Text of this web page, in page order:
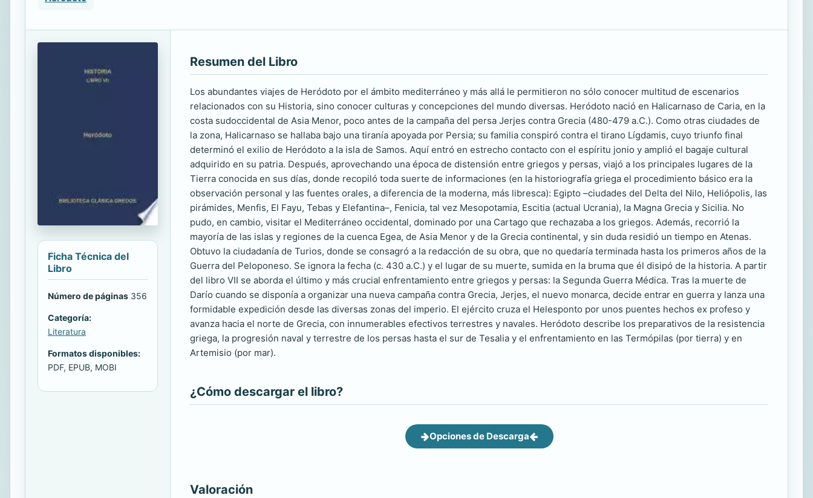
Ficha Técnica del
Libro
Número de páginas 356
Categoría:
Literatura
Formatos disponibles:
PDF, EPUB, MOBI
Resumen del Libro
Los abundantes viajes de Heródoto por el ámbito mediterráneo y más allá le permitieron no sólo conocer multitud de escenarios
relacionados con su Historia, sino conocer culturas y concepciones del mundo diversas. Heródoto nació en Halicarnaso de Caria, en la
costa sudoccidental de Asia Menor, poco antes de la campaña del persa Jerjes contra Grecia (480-479 a.C.). Como otras ciudades de
la zona, Halicarnaso se hallaba bajo una tiranía apoyada por Persia; su familia conspiró contra el tirano Lígdamis, cuyo triunfo final
determinó el exilio de Heródoto a la isla de Samos. Aquí entró en estrecho contacto con el espíritu jonio y amplió el bagaje cultural
adquirido en su patria. Después, aprovechando una época de distensión entre griegos y persas, viajó a los principales lugares de la
Tierra conocida en sus días, donde recopiló toda suerte de informaciones (en la historiografía griega el procedimiento básico era la
observación personal y las fuentes orales, a diferencia de la moderna, más libresca): Egipto –ciudades del Delta del Nilo, Heliópolis, las
pirámides, Menfis, El Fayu, Tebas y Elefantina–, Fenicia, tal vez Mesopotamia, Escitia (actual Ucrania), la Magna Grecia y Sicilia. No
pudo, en cambio, visitar el Mediterráneo occidental, dominado por una Cartago que rechazaba a los griegos. Además, recorrió la
mayoría de las islas y regiones de la cuenca Egea, de Asia Menor y de la Grecia continental, y sin duda residió un tiempo en Atenas.
Obtuvo la ciudadanía de Turios, donde se consagró a la redacción de su obra, que no quedaría terminada hasta los primeros años de la
Guerra del Peloponeso. Se ignora la fecha (c. 430 a.C.) y el lugar de su muerte, sumida en la bruma que él disipó de la historia. A partir
del libro VII se aborda el último y más crucial enfrentamiento entre griegos y persas: la Segunda Guerra Médica. Tras la muerte de
Darío cuando se disponía a organizar una nueva campaña contra Grecia, Jerjes, el nuevo monarca, decide entrar en guerra y lanza una
formidable expedición desde las diversas zonas del imperio. El ejército cruza el Helesponto por unos puentes hechos ex profeso y
avanza hacia el norte de Grecia, con innumerables efectivos terrestres y navales. Heródoto describe los preparativos de la resistencia
griega, la progresión naval y terrestre de los persas hasta el sur de Tesalia y el enfrentamiento en las Termópilas (por tierra) y en
Artemisio (por mar).
¿Cómo descargar el libro?
Opciones de Descarga
Valoración